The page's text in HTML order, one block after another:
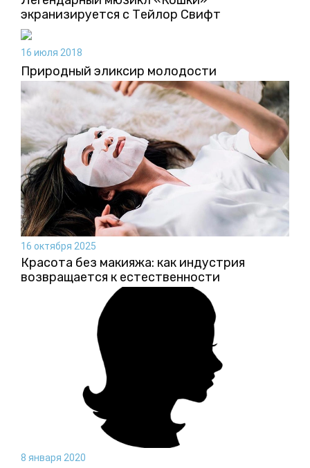
экранизируется с Тейлор Свифт
16 июля 2018
Природный эликсир молодости
16 октября 2025
Красота без макияжа: как индустрия
возвращается к естественности
8 января 2020